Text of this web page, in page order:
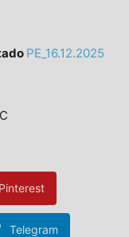
PE_16.12.2025
Pinterest
Telegram